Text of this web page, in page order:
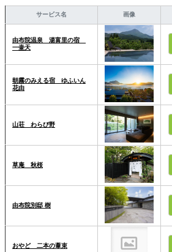
サービス名 画像
由布院温泉 湯富里の宿
一壷天
朝霧のみえる宿 ゆふいん
花由
山荘 わらび野
草庵 秋桜
由布院別邸 樹
おやど 二本の葦束